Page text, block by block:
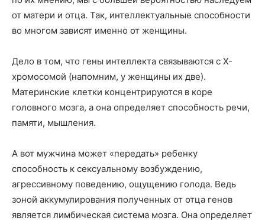
от матери и отца. Так, интеллектуальные способности
во многом зависят именно от женщины.
Дело в том, что гены интеллекта связываются с Х-
хромосомой (напомним, у женщины их две).
Материнские клетки концентрируются в коре
головного мозга, а она определяет способность речи,
памяти, мышления.
А вот мужчина может «передать» ребенку
способность к сексуальному возбуждению,
агрессивному поведению, ощущению голода. Ведь
зоной аккумулирования полученных от отца генов
является лимбическая система мозга. Она определяет